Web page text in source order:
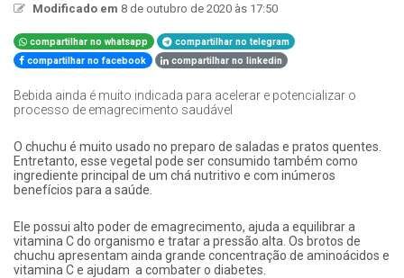
Modificado em 8 de outubro de 2020 às 17:50
compartilhar no whatsapp
compartilhar no telegram
compartilhar no facebook
compartilhar no linkedin
Bebida ainda é muito indicada para acelerar e potencializar o
processo de emagrecimento saudável
​O chuchu é muito usado no preparo de saladas e pratos quentes.
Entretanto, esse vegetal pode ser consumido também como
ingrediente principal de um chá nutritivo e com inúmeros
benefícios para a saúde.
Ele possui alto poder de emagrecimento, ajuda a equilibrar a
vitamina C do organismo e tratar a pressão alta. Os brotos de
chuchu apresentam ainda grande concentração de aminoácidos e
vitamina C e ajudam a combater o diabetes.